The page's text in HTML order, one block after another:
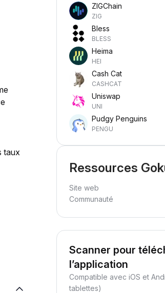
taux
ZIGChain
ZIG
Bless
BLESS
Heima
HEI
Cash Cat
CASHCAT
Uniswap
UNI
Pudgy Penguins
PENGU
Ressources
Site web
Communauté
Scanner pour
l’application
Compatible avec iOS et
tablettes)